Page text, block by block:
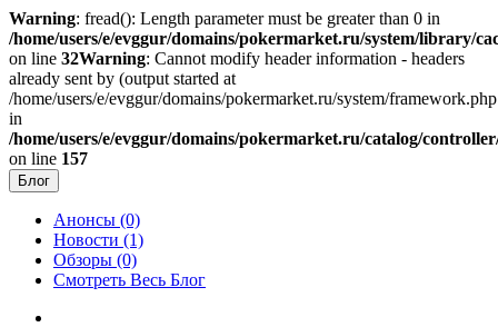
Warning: fread(): Length parameter must be greater than 0 in
/home/users/e/evggur/domains/pokermarket.ru/system/library/
on line 32Warning: Cannot modify header information - headers
already sent by (output started at
/home/users/e/evggur/domains/pokermarket.ru/system/
in
/home/users/e/evggur/domains/pokermarket.ru/catalog/
on line 157
Блог
Анонсы (0)
Новости (1)
Обзоры (0)
Смотреть Весь Блог